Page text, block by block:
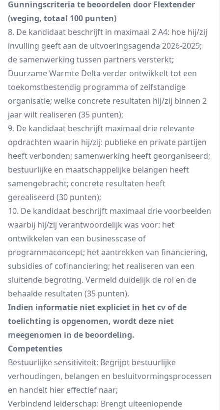
Gunningscriteria te beoordelen door Flextender
(weging, totaal 100 punten)
8. De kandidaat beschrijft in maximaal 2 A4: hoe hij/zij
invulling geeft aan de uitvoeringsagenda 2026-2029;
de samenwerking tussen partners versterkt;
Duurzame Warmte Delta verder ontwikkelt tot een
toekomstbestendig programma of zelfstandige
organisatie; welke concrete resultaten hij/zij binnen 2
jaar wilt realiseren (35 punten);
9. De kandidaat beschrijft maximaal drie relevante
opdrachten waarin hij/zij: publieke en private partijen
heeft verbonden; samenwerking heeft georganiseerd;
bestuurlijke en maatschappelijke belangen heeft
samengebracht; concrete resultaten heeft
gerealiseerd (30 punten);
10. De kandidaat beschrijft maximaal drie voorbeelden
waarbij hij/zij verantwoordelijk was voor: het
ontwikkelen van een businesscase of
programmaconcept; het aantrekken van financiering,
subsidies of cofinanciering; het realiseren van een
sluitende begroting. Vermeld duidelijk de rol en de
behaalde resultaten (35 punten).
Indien informatie niet expliciet in het cv of de
toelichting is opgenomen, wordt deze niet
meegenomen in de beoordeling.
Competenties
Bestuurlijke sensitiviteit: Begrijpt bestuurlijke
verhoudingen, belangen en besluitvormingsprocessen
en handelt hier effectief naar;
Verbindend leiderschap: Brengt uiteenlopende